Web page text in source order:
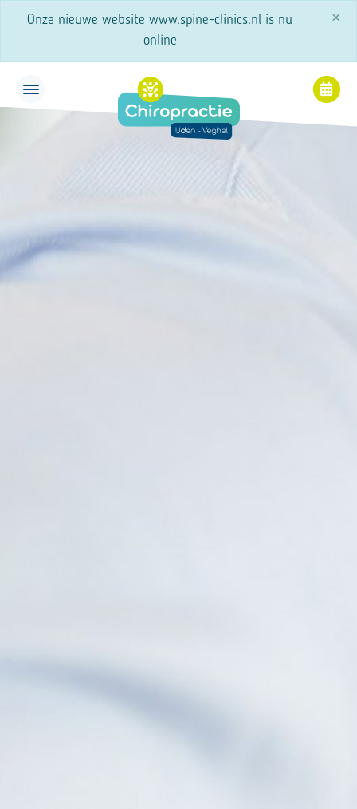
×
Onze nieuwe website www.spine-clinics.nl is nu
online